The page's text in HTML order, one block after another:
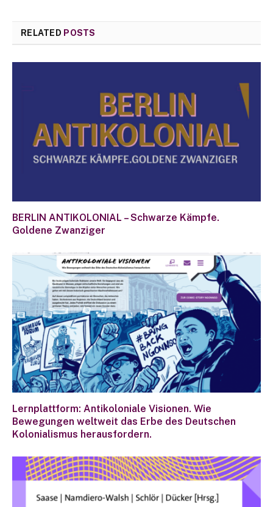
RELATED POSTS
BERLIN ANTIKOLONIAL – Schwarze Kämpfe.
Goldene Zwanziger
Lernplattform: Antikoloniale Visionen. Wie
Bewegungen weltweit das Erbe des Deutschen
Kolonialismus herausfordern.